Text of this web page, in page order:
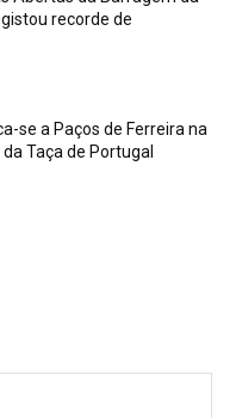
recorde de
se a Paços de Ferreira na
Taça de Portugal